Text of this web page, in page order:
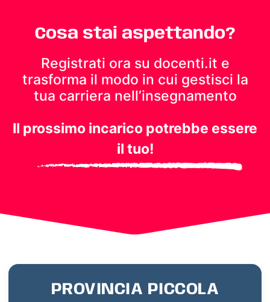
Cosa stai aspettando?
Registrati ora su docenti.it e
trasforma il modo in cui gestisci la
tua carriera nell’insegnamento
Il prossimo incarico potrebbe essere
il tuo!
PROVINCIA PICCOLA